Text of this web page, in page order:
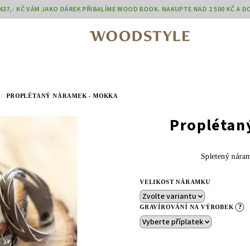
KČ VÁM JAKO DÁREK PŘIBALÍME WOOD BOOK. NAKUPTE NAD 2 500 KČ A
/ PROPLÉTANÝ NÁRAMEK - MOKKA
Spletený
VELIKOST NÁRAMKU
GRAVÍROVÁNÍ NA VÝROBEK ?